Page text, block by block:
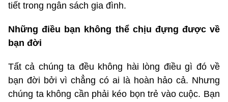
tiết trong ngân sách gia đình.
Những điều bạn không thể chịu đựng được về
bạn đời
Tất cả chúng ta đều không hài lòng điều gì đó về
bạn đời bởi vì chẳng có ai là hoàn hảo cả. Nhưng
chúng ta không cần phải kéo bọn trẻ vào cuộc. Bạn